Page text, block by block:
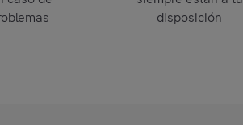
disposición